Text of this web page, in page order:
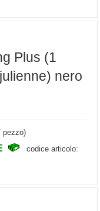
Plus (1
nero
pezzo)
codice articolo: